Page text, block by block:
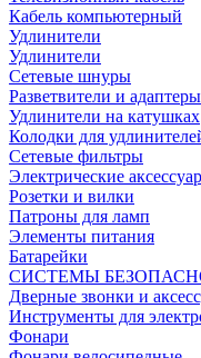
Кабель компьютерный
Удлинители
Удлинители
Сетевые шнуры
Разветвители и адаптеры
Удлинители на катушках
Колодки для
Сетевые фильтры
Электрические
Розетки и вилки
Патроны для ламп
Элементы питания
Батарейки
СИСТЕМЫ
Дверные звонки и
Инструменты для
Фонари